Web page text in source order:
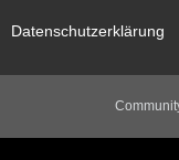
Datenschutzerklärung